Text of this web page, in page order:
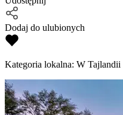
Dodaj do ulubionych
Kategoria lokalna: W Tajlandii